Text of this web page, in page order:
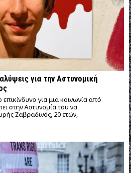
για την Αστυνομική
για μια κοινωνία από
στην Αστυνομία του να
Ζαβραδινός, 20 ετών,